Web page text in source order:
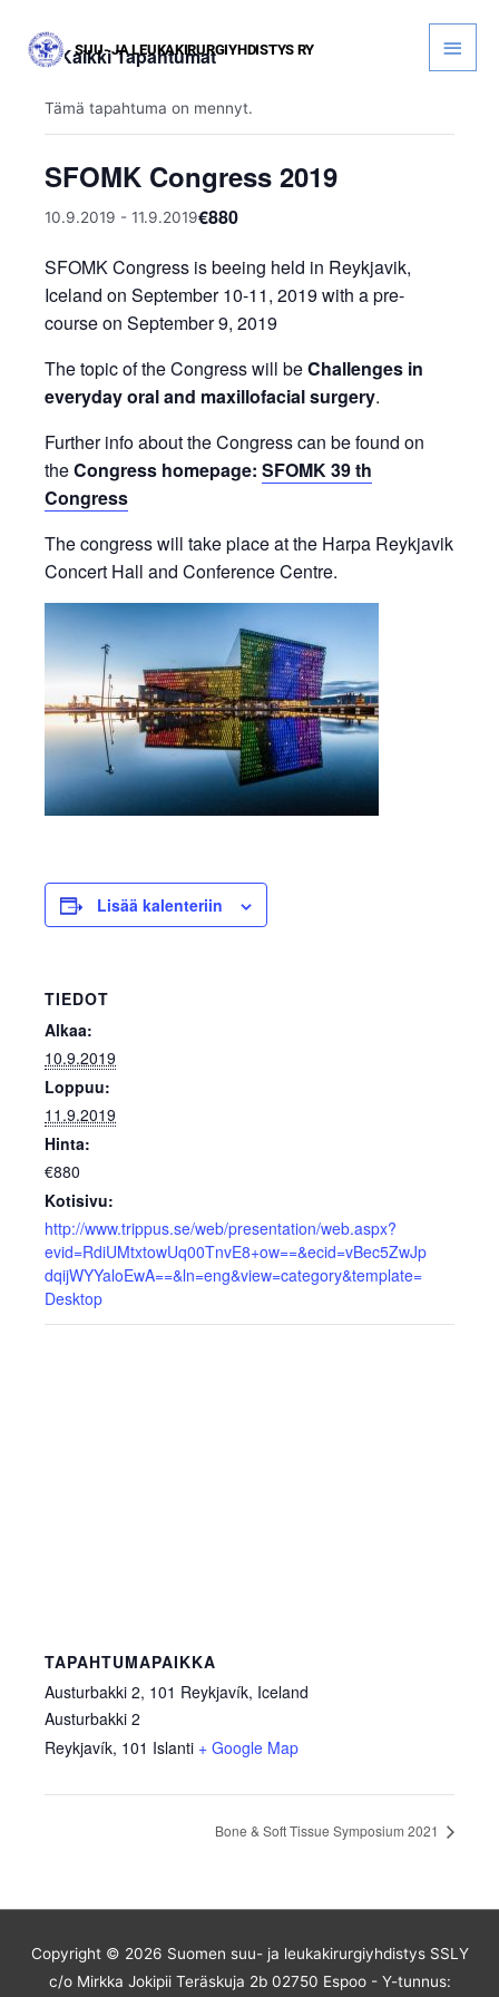
sisältöön
« Kaikki Tapahtumat
Tämä tapahtuma on mennyt.
SFOMK Congress 2019
10.9.2019 - 11.9.2019€880
SFOMK Congress is beeing held in Reykjavik,
Iceland on September 10-11, 2019 with a pre-
course on September 9, 2019
The topic of the Congress will beChallenges in
everyday oral and maxillofacial surgery.
Further info about the Congress can be found on
theCongress homepage: SFOMK 39 th
Congress
The congress will take place at the Harpa Reykjavik
Concert Hall and Conference Centre.
Lisää kalenteriin
TIEDOT
Alkaa:
10.9.2019
Loppuu:
11.9.2019
Hinta:
€880
Kotisivu:
http://www.trippus.se/web/presentation/web.aspx?
evid=RdiUMtxtowUq00TnvE8+ow==&ecid=vBec5ZwJp
dqijWYYaloEwA==&ln=eng&view=category&template=
Desktop
TAPAHTUMAPAIKKA
Austurbakki 2, 101 Reykjavík, Iceland
Austurbakki 2
Reykjavík, 101 Islanti + Google Map
Bone & Soft Tissue Symposium 2021
Copyright © 2026 Suomen suu- ja leukakirurgiyhdistysSSLY
c/o Mirkka Jokipii Teräskuja 2b 02750 Espoo - Y-tunnus: